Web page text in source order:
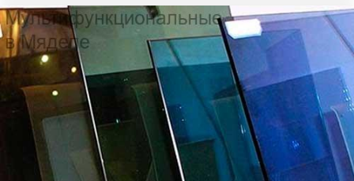
Работаем по
регионам
×
Жодино
×
Даю согласие на обработку персональных данных